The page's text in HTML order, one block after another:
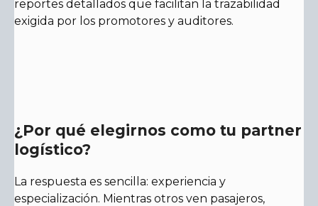
reportes detallados que facilitan la trazabilidad
exigida por los promotores y auditores.
¿Por qué elegirnos como tu partner
logístico?
La respuesta es sencilla: experiencia y
especialización. Mientras otros ven pasajeros,